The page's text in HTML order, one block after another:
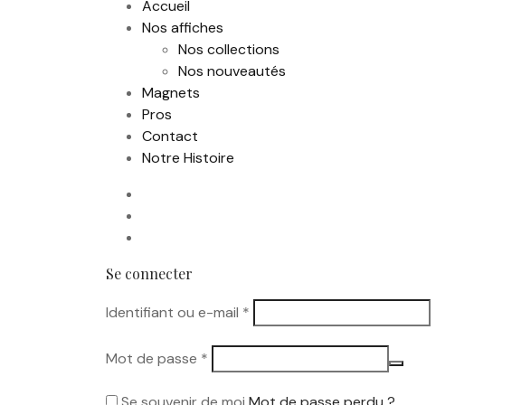
Accueil
Nos affiches
Nos collections
Nos nouveautés
Magnets
Pros
Contact
Notre Histoire
Se connecter
Identifiant ou e-mail *
Mot de passe *